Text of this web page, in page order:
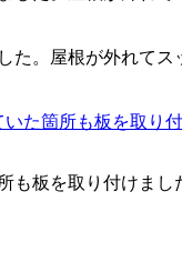
た。屋根が外れてス
も板を取り付けまし